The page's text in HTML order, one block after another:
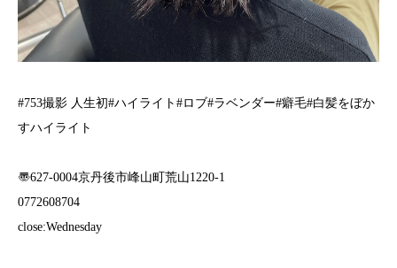
️#753撮影 人生初#ハイライト#ロブ#ラベンダー#癖毛#白髪をぼか
すハイライト
〠627-0004京丹後市峰山町荒山1220-1
︎0772608704
close:Wednesday